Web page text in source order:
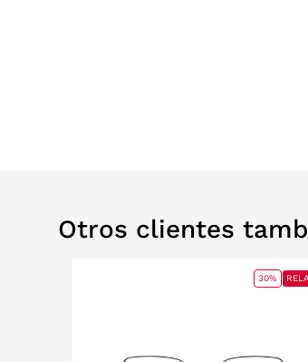
Otros clientes
30%